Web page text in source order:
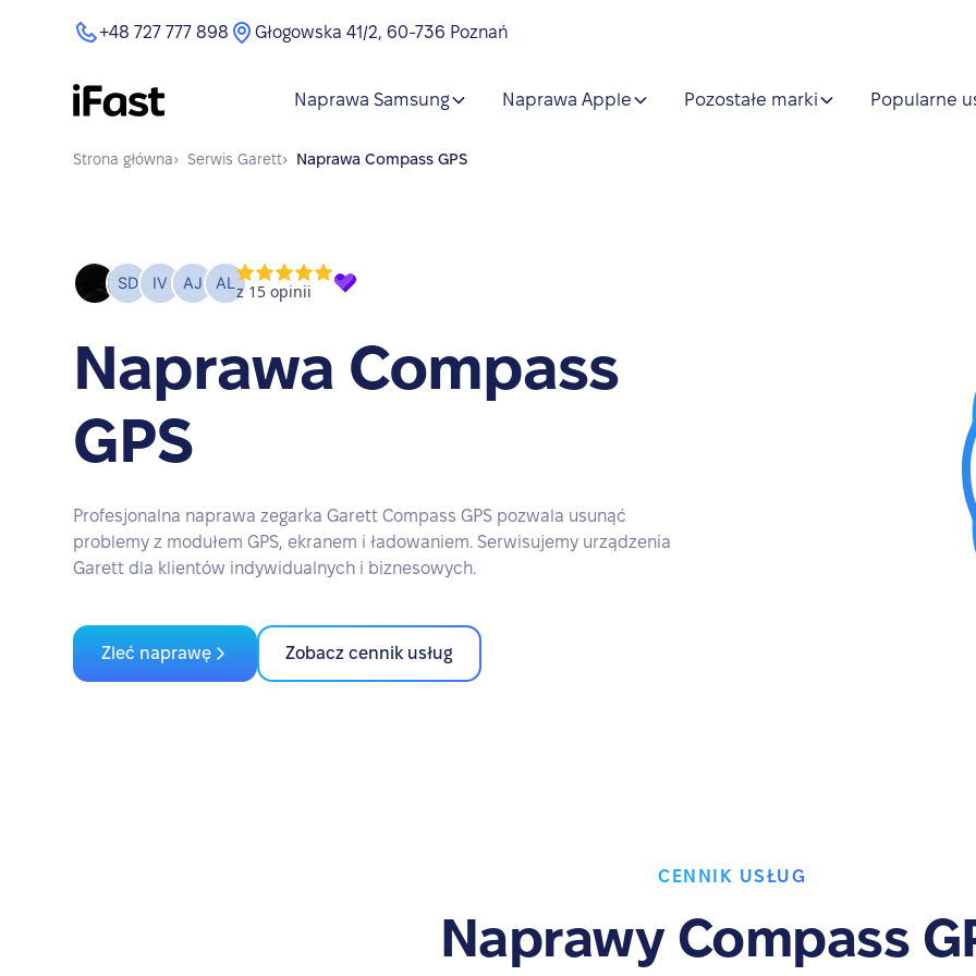
+48 727 777 898 Głogowska 41/2, 60-736 Poznań
Naprawa Samsung Naprawa Apple Pozostałe marki Popularne
Strona główna› Serwis Garett› Naprawa Compass GPS
Naprawa Compass
GPS
Profesjonalna naprawa zegarka Garett Compass GPS pozwala usunąć
problemy z modułem GPS, ekranem i ładowaniem. Serwisujemy urządzenia
Garett dla klientów indywidualnych i biznesowych.
Zleć naprawę Zobacz cennik usług
CENNIK USŁUG
Naprawy Compass